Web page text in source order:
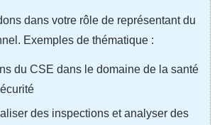
dans votre rôle de représentant du
Exemples de thématique :
du CSE dans le domaine de la santé
des inspections et analyser des